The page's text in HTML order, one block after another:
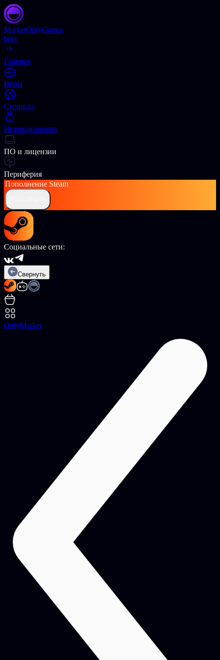
MarketOnlyGames
beta
Главная
Игры
Сервисы
Игровая валюта
ПО и лицензии
Периферия
Пополнение Steam
Социальные сети:
Свернуть
OnlyMarket